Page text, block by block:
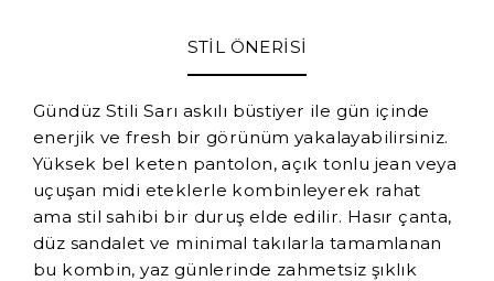
STİL ÖNERİSİ
Gündüz Stili Sarı askılı büstiyer ile gün içinde
enerjik ve fresh bir görünüm yakalayabilirsiniz.
Yüksek bel keten pantolon, açık tonlu jean veya
uçuşan midi eteklerle kombinleyerek rahat
ama stil sahibi bir duruş elde edilir. Hasır çanta,
düz sandalet ve minimal takılarla tamamlanan
bu kombin, yaz günlerinde zahmetsiz şıklık